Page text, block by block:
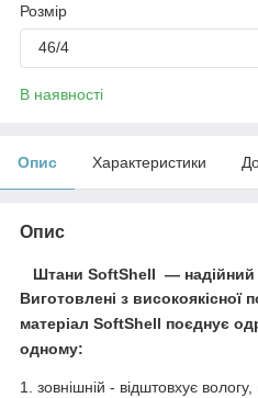
Розмір
46/4
В наявності
Опис Характеристики
Опис
Штани SoftShell — надійний
Виготовлені з високоякісної
матеріал SoftShell поєднує
одному:
1. зовнішній - відштовхує вологу,